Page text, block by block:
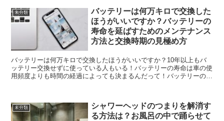
未分類
バッテリーは何万キロで交換した
ほうがいいですか？バッテリーの
寿命を延ばすためのメンテナンス
方法と交換時期の見極め方
バッテリーは何万キロで交換したほうがいいですか？10年以上もバ
ッテリー交換せずに使っている人もいる！バッテリーの寿命は車の使
用頻度よりも時間の経過によっても決まるんだって！バッテリーの寿
未分類
シャワーヘッドのつまりを解消す
る方法は？お風呂の中で踊らせて